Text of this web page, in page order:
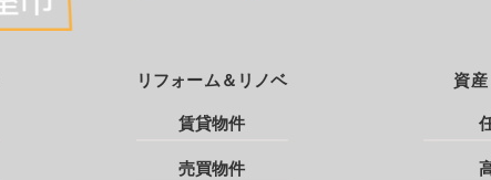
リフォーム＆リノベ
賃貸物件
売買物件
資